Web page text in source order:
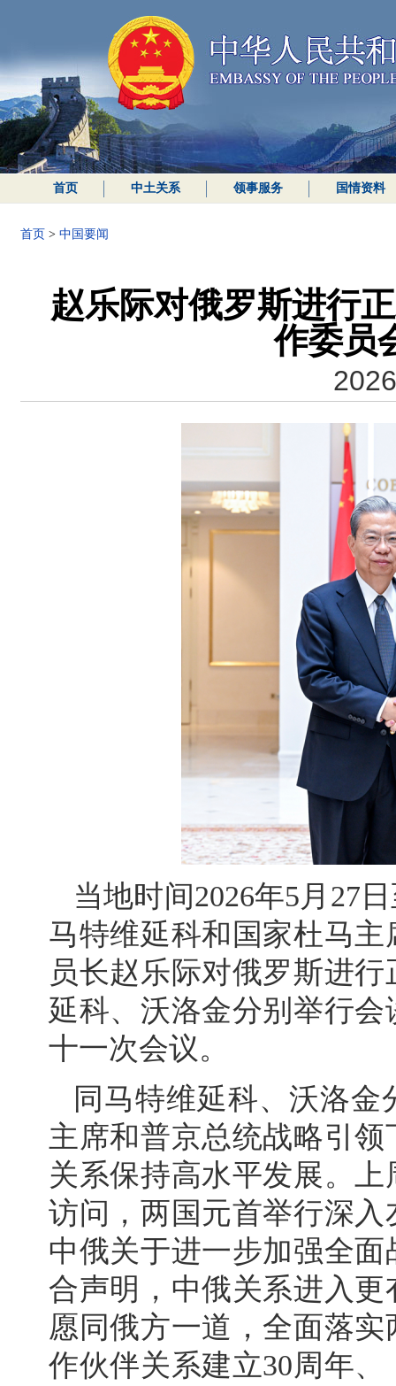
首页 中土关系 领事服务 国情资料
首页 > 中国要闻
赵乐际对俄罗斯进行
作委员
当地时间2026年5月27
马特维延科和国家杜马
员长赵乐际对俄罗斯进
延科、沃洛金分别举行
十一次会议。
同马特维延科、沃洛
主席和普京总统战略引
关系保持高水平发展。
访问，两国元首举行深
中俄关于进一步加强全
合声明，中俄关系进入
愿同俄方一道，全面落
作伙伴关系建立30周年